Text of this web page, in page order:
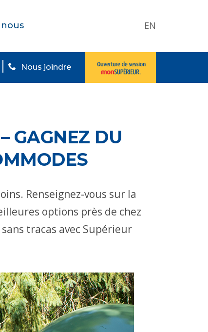
EN
Nous joindre
GAGNEZ DU
Renseignez-vous sur la
options près de chez
tracas avec Supérieur